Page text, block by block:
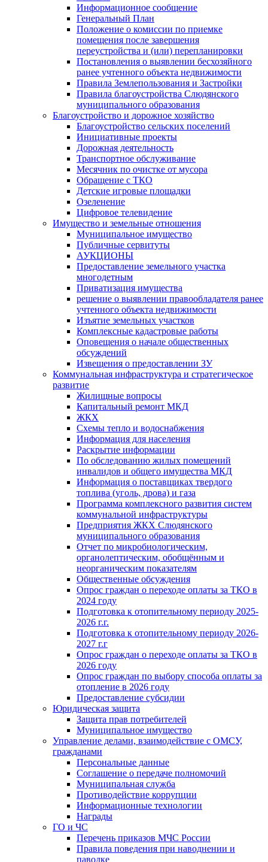
Информационное сообщение
Генеральный План
Положение о комиссии по приемке
помещения после завершения
переустройства и (или) перепланировки
Постановления о выявлении бесхозяйного
ранее учтенного объекта недвижимости
Правила Землепользования и Застройки
Правила благоустройства Слюдянского
муниципального образования
Благоустройство и дорожное хозяйство
Благоустройство сельских поселений
Инициативные проекты
Дорожная деятельность
Транспортное обслуживание
Месячник по очистке от мусора
Обращение с ТКО
Детские игровые площадки
Озеленение
Цифровое телевидение
Имущество и земельные отношения
Муниципальное имущество
Публичные сервитуты
АУКЦИОНЫ
Предоставление земельного участка
многодетным
Приватизация имущества
решение о выявлении правообладателя ранее
учтенного объекта недвижимости
Изъятие земельных участков
Комплексные кадастровые работы
Оповещения о начале общественных
обсуждений
Извещения о предоставлении ЗУ
Коммунальная инфраструктура и стратегическое
развитие
Жилищные вопросы
Капитальный ремонт МКД
ЖКХ
Схемы тепло и водоснабжения
Информация для населения
Раскрытие информации
По обследованию жилых помещений
инвалидов и общего имущества МКД
Информация о поставщиках твердого
топлива (уголь, дрова) и газа
Программа комплексного развития систем
коммунальной инфраструктуры
Предприятия ЖКХ Слюдянского
муниципального образования
Отчет по микробиологическим,
органолептическим, обобщённым и
неорганическим показателям
Общественные обсуждения
Опрос граждан о переходе оплаты за ТКО в
2024 году
Подготовка к отопительному периоду 2025-
2026 г.г.
Подготовка к отопительному периоду 2026-
2027 г.г
Опрос граждан о переходе оплаты за ТКО в
2026 году
Опрос граждан по выбору способа оплаты за
отопление в 2026 году
Предоставление субсидии
Юридическая защита
Защита прав потребителей
Муниципальное имущество
Управление делами, взаимодействие с ОМСУ,
гражданами
Персональные данные
Соглашение о передаче полномочий
Муниципальная служба
Противодействие коррупции
Информационные технологии
Награды
ГО и ЧС
Перечень приказов МЧС России
Правила поведения при наводнении и
паводке